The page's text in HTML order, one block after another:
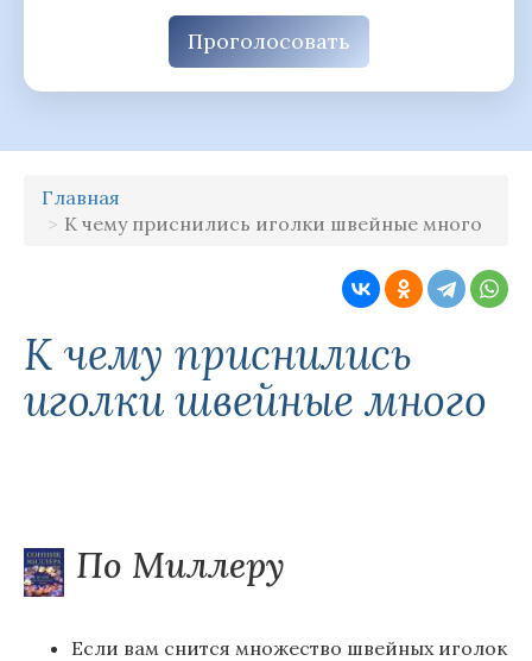
Проголосовать
Главная
К чему приснились иголки швейные много
К чему приснились
иголки швейные много
По Миллеру
Если вам снится множество швейных иголок